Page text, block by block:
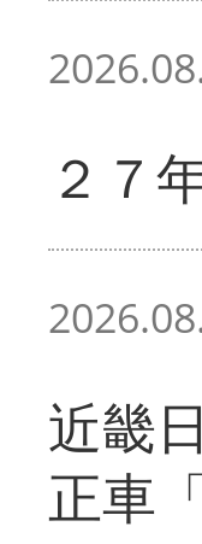
２７
近畿
正車